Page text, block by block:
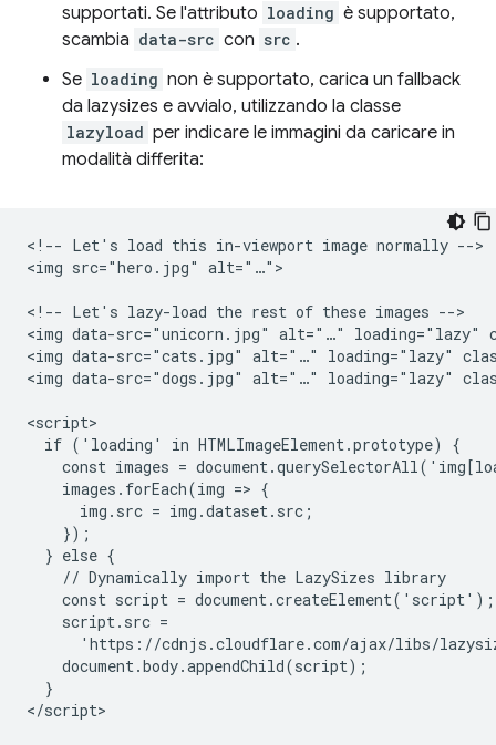
supportati. Se l'attributo loading è supportato,
scambia data-src con src .
Se loading non è supportato, carica un fallback
da lazysizes e avvialo, utilizzando la classe
lazyload per indicare le immagini da caricare in
modalità differita:
<!-- Let's load this in-viewport image normally -->
<img src="hero.jpg" alt="…">
<!-- Let's lazy-load the rest of these images -->
<img data-src="unicorn.jpg" alt="…" loading="lazy"
<img data-src="cats.jpg" alt="…" loading="lazy"
<img data-src="dogs.jpg" alt="…" loading="lazy"
<script>
  if ('loading' in HTMLImageElement.prototype) {
const images =
    images.forEach(img => {
      img.src = img.dataset.src;
    });
  } else {
    // Dynamically import the LazySizes library
    const script = document.createElement('script');
    script.src =
'https://cdnjs.cloudflare.com/ajax/libs/
    document.body.appendChild(script);
  }